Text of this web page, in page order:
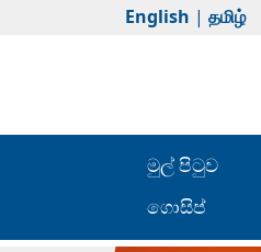
English | தமிழ்
මුල් පිටුව
ගොසිප්